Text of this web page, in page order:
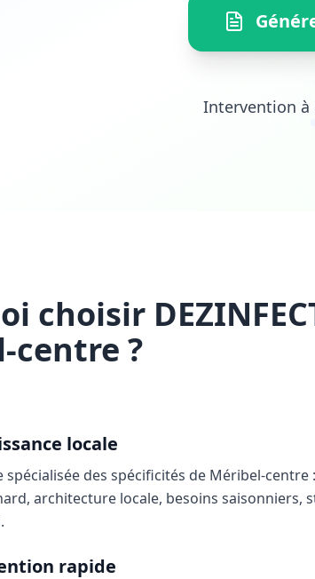
Intervention à
choisir
centre ?
locale
spécialisée des spécificités de Méribel-centre
architecture locale, besoins saisonniers,
rapide